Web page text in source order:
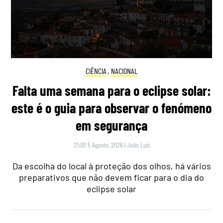
CIÊNCIA , NACIONAL
Falta uma semana para o eclipse solar:
este é o guia para observar o fenómeno
em segurança
21:00 5 Agosto, 2026 |João Luís
Da escolha do local à proteção dos olhos, há vários
preparativos que não devem ficar para o dia do
eclipse solar